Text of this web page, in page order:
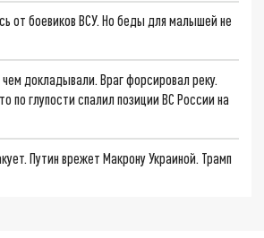
от боевиков ВСУ. Но беды для малышей не
докладывали. Враг форсировал реку.
по глупости спалил позиции ВС России на
Путин врежет Макрону Украиной. Трамп